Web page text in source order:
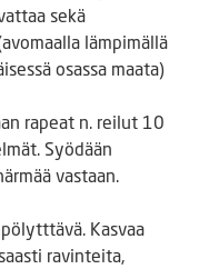
sekä
lämpimällä
osassa maata)
rapeat n. reilut 10
Syödään
vastaan.
Kasvaa
ravinteita,